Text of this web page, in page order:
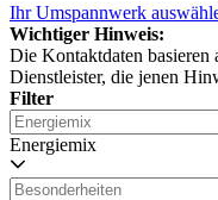
Ihr Umspannwerk
Wichtiger Hinweis:
Die Kontaktdaten
Dienstleister, die jenen
Filter
Energiemix